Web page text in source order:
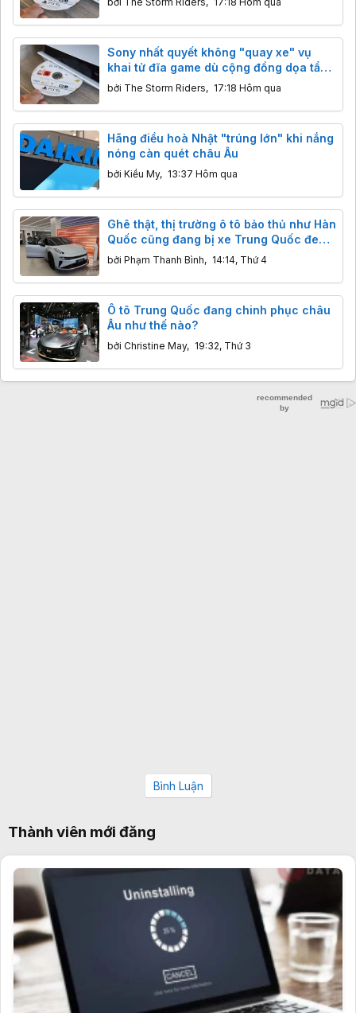
Sony nhất quyết không "quay xe" vụ
khai tử đĩa game dù cộng đồng dọa tẩy
chay
bởi The Storm Riders, 17:18 Hôm qua
Hãng điều hoà Nhật "trúng lớn" khi nắng
nóng càn quét châu Âu
bởi Kiều My, 13:37 Hôm qua
Ghê thật, thị trường ô tô bảo thủ như Hàn
Quốc cũng đang bị xe Trung Quốc đe
dọa
bởi Phạm Thanh Bình, 14:14, Thứ 4
Ô tô Trung Quốc đang chinh phục châu
Âu như thế nào?
bởi Christine May, 19:32, Thứ 3
Bình Luận
Thành viên mới đăng